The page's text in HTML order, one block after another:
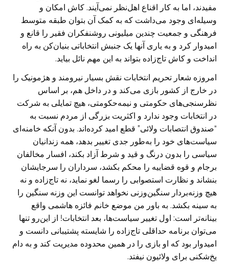
مفیدند، اما به کار اقناع اهل‌نظر نمی‌آیند. ‏کاش امکان و
وسیله‌ای وجود می‌داشت که به کمک آن بتوان طبقه متوسط
فرهنگی ‏و جمعیت چندین میلیونی روشنفکران فقیر را قانع و
امیدوار کرد و به یاری آنها یک جنبش ‏انتخاباتی بنیان‌کن به راه
انداخت و کاش تاج‌زاده بتواند به این مهم نائل بیاید.‏
‏امروزه شعار تحریم انتخابات نقش بسیار نیرومند و هژمونیک را
در خارج از کشور ‏بازی می‌کند و در داخل هم، بر اساس
نظرسنجی‌های حکومتی و نیمه‌حکومتی، هیچ ‏تمایلی به شرکت
در انتخابات وجود ندارد و اکثریت بزرگی از مردم نسبت به
“صندوق ‏انتصابات ولائی” قطع امید کرده‌اند. بدون آنکه خامنه‌ای
سیاست‌های خود را به‌طور جدی ‏تغییر بدهد، همه زندانیان
سیاسی را بدون درنگ و قید و شرط آزاد بکند، افسار مخالفان
‏برجام و قوه قضاییه را محکم بکشد، سرداران را سرجایشان
بنشاند و نظارت استصوابی ‏را رسما لغو نماید، نه تاج‌زاده و نه
هیچ وزنه‌بردار سنگین‌وزنی نخواهد توانست این وزنه ‏سنگین را
به سینه بکشد. به باور من موضع خانم فائزه‌ هاشمی واقع
بینانه‌تر است: اول ‏تغییر سیاست‌ها، بعد انتخابات! از این‌رو تنها
می‌توان برنامه حداقلی تاج‌زاده را شایسته ‏پشتیبانی دانست و
امیدوار بود که او بازی را در همین محدوده مدیریت کند و به دام
یخ‌شکنی برای ولائیون نیفتد.